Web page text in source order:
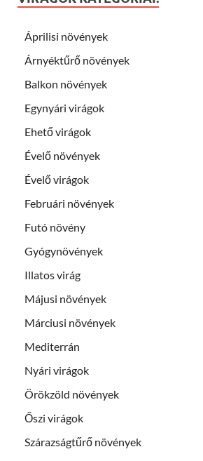
Áprilisi növények
Árnyéktűrő növények
Balkon növények
Egynyári virágok
Ehető virágok
Évelő növények
Évelő virágok
Februári növények
Futó növény
Gyógynövények
Illatos virág
Májusi növények
Márciusi növények
Mediterrán
Nyári virágok
Örökzöld növények
Őszi virágok
Szárazságtűrő növények